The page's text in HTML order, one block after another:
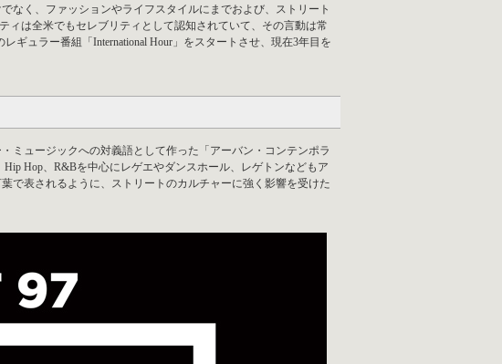
なく、ファッションやライフスタイルにまでおよび、ストリート
ィは全米でもセレブリティとして認知されていて、その言動は常
ギュラー番組「International Hour」をスタートさせ、現在3年目を
ミュージックへの対義語として作った「アーバン・コンテンポラ
Hop、R&Bを中心にレゲエやダンスホール、レゲトンなどもア
で表されるように、ストリートのカルチャーに強く影響を受けた